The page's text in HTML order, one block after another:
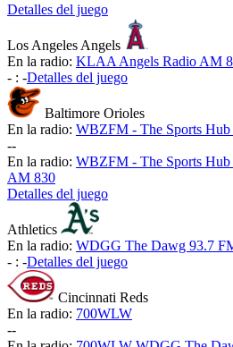
Detalles del juego
Los Angeles Angels
En la radio: KLAA Angels Radio AM
- : -Detalles del juego
Baltimore Orioles
En la radio: WBZFM - The Sports Hub
--
En la radio: WBZFM - The Sports Hub
AM 830
Detalles del juego
Athletics
En la radio: WDGG The Dawg 93.7
- : -Detalles del juego
Cincinnati Reds
En la radio: 700WLW
--